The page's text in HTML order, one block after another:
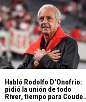
Habló Rodolfo D'Onofrio:
pidió la unión de todo
River, tiempo para Coudet